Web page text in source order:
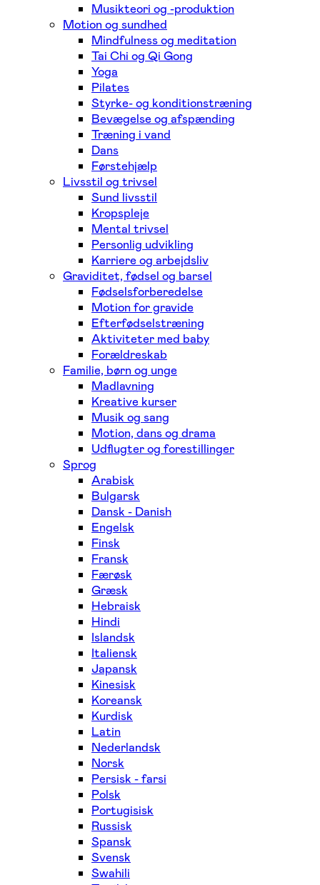
Musikteori og -produktion
Motion og sundhed
Mindfulness og meditation
Tai Chi og Qi Gong
Yoga
Pilates
Styrke- og konditionstræning
Bevægelse og afspænding
Træning i vand
Dans
Førstehjælp
Livsstil og trivsel
Sund livsstil
Kropspleje
Mental trivsel
Personlig udvikling
Karriere og arbejdsliv
Graviditet, fødsel og barsel
Fødselsforberedelse
Motion for gravide
Efterfødselstræning
Aktiviteter med baby
Forældreskab
Familie, børn og unge
Madlavning
Kreative kurser
Musik og sang
Motion, dans og drama
Udflugter og forestillinger
Sprog
Arabisk
Bulgarsk
Dansk - Danish
Engelsk
Finsk
Fransk
Færøsk
Græsk
Hebraisk
Hindi
Islandsk
Italiensk
Japansk
Kinesisk
Koreansk
Kurdisk
Latin
Nederlandsk
Norsk
Persisk - farsi
Polsk
Portugisisk
Russisk
Spansk
Svensk
Swahili